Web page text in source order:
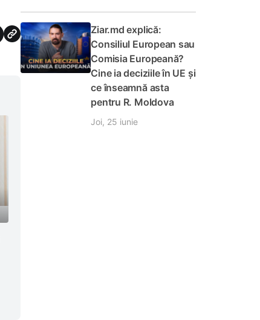
Ziar.md explică:
Consiliul European sau
Comisia Europeană?
Cine ia deciziile în UE și
ce înseamnă asta
pentru R. Moldova
Joi, 25 iunie